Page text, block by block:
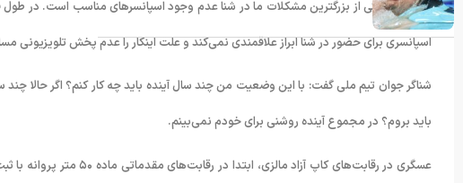
وی افزود: یکی از بزرگترین مشکلات ما در شنا عدم وجود اسپانسرهای مناسب است. در طول
اسپانسری برای حضور در شنا ابراز علاقمندی نمی‌کند و علت اینکار را عدم پخش تلویزیونی
شناگر جوان تیم ملی گفت: با این وضعیت من چند سال آینده باید چه کار کنم؟ اگر حالا چند
باید بروم؟ در مجموع آینده روشنی برای خودم نمی‌بینم.